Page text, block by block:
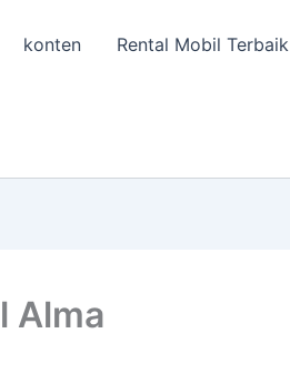
konten Rental Mobil Terbaik
Alma